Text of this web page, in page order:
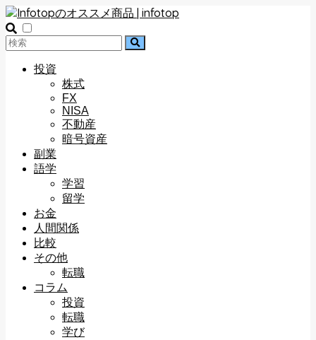
投資
株式
FX
NISA
不動産
暗号資産
副業
語学
学習
留学
お金
人間関係
比較
その他
転職
コラム
投資
転職
学び